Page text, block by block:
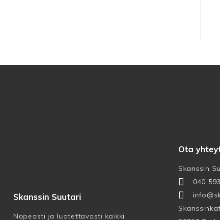
Skanssin Suutari
Nopeasti ja luotettavasti kaikki
Ota
Skanssin
040